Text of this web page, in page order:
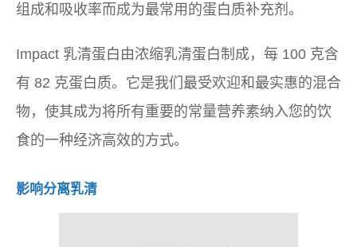
组成和吸收率而成为最常用的蛋白质补充剂。
Impact 乳清蛋白由浓缩乳清蛋白制成，每 100 克含
有 82 克蛋白质。它是我们最受欢迎和最实惠的混合
物，使其成为将所有重要的常量营养素纳入您的饮
食的一种经济高效的方式。
影响分离乳清